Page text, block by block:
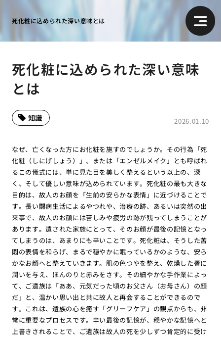
死化粧に込められた深い意味とは
死化粧に込められた深い意味
とは
2026.01.10
知識
なぜ、亡くなった方にお化粧を施すのでしょうか。その行為「死
化粧（しにげしょう）」、または「エンゼルメイク」とも呼ばれ
るこの儀式には、単に見た目を美しく整えるという以上の、深
く、そして優しい意味が込められています。死化粧の最も大きな
目的は、故人のお顔を「生前の安らかな表情」に近づけることで
す。長い闘病生活によるやつれや、治療の跡、あるいは突然の出
来事で、故人のお顔には苦しみや疲労の跡が残ってしまうことが
あります。遺された家族にとって、そのお顔が最後の記憶となっ
てしまうのは、あまりにも辛いことです。死化粧は、そうした苦
悶の表情を和らげ、まるで穏やかに眠っているかのような、安ら
かなお顔へと整えていきます。肌の色つやを整え、乾燥した唇に
潤いを与え、ほんのりと赤みをさす。その細やかな手作業によっ
て、ご遺族は「ああ、元気だった頃のお父さん（お母さん）の顔
だ」と、温かい思い出と共に故人と再会することができるので
す。これは、遺族の心を癒す「グリーフケア」の観点からも、非
常に重要なプロセスです。辛い最後の記憶が、穏やかな記憶へと
上書きされることで、ご遺族は故人の死を少しずつ肯定的に受け